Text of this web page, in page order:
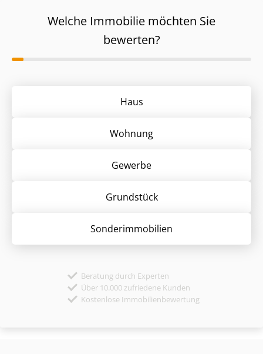
Welche Immobilie möchten Sie
bewerten?
Haus
Wohnung
Gewerbe
Grund­stück
Sonder­immobilien
Beratung durch Experten
Über 10.000 zufriedene Kunden
Kostenlose Immobilienbewertung